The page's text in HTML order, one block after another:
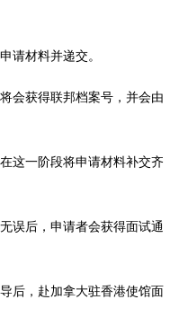
请材料并递交。
会获得联邦档案号，并会由
这一阶段将申请材料补交齐
误后，申请者会获得面试通
后，赴加拿大驻香港使馆面